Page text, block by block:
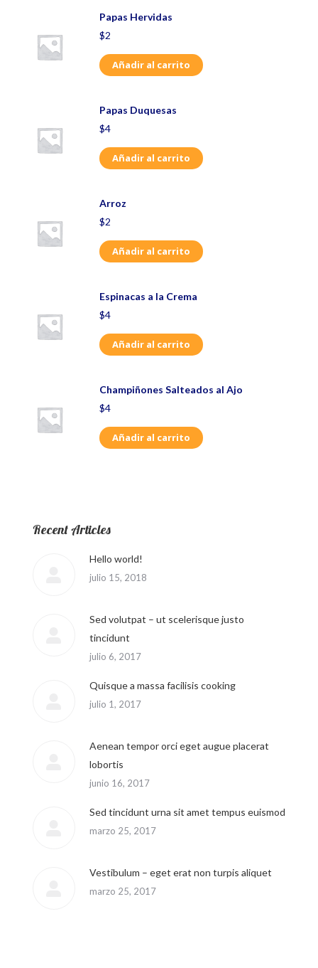
Papas Hervidas
$2
Añadir al carrito
Papas Duquesas
$4
Añadir al carrito
Arroz
$2
Añadir al carrito
Espinacas a la Crema
$4
Añadir al carrito
Champiñones Salteados al Ajo
$4
Añadir al carrito
Recent Articles
Hello world!
julio 15, 2018
Sed volutpat – ut scelerisque justo
tincidunt
julio 6, 2017
Quisque a massa facilisis cooking
julio 1, 2017
Aenean tempor orci eget augue placerat
lobortis
junio 16, 2017
Sed tincidunt urna sit amet tempus euismod
marzo 25, 2017
Vestibulum – eget erat non turpis aliquet
marzo 25, 2017